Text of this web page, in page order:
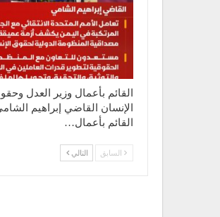
القائم بأعمال وزير العدل
الإنسان القاضي إبراهيم
القائم بأعمال…
السابق التالي